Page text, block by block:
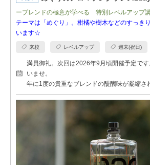
ーブレンドの極意が学べる 特別レベルアッ
テーマは「めぐり」。柑橘や樹木などのすっき
います☆
来校 レベルアップ 週末(祝日)
満員御礼。次回は2026年9月頃開催予定で
いませ。
年に1度の貴重なブレンドの醍醐味が凝縮さ